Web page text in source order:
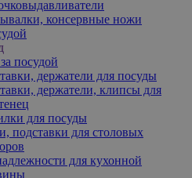
консервные ножи
посудой
держатели для посуды
держатели, клипсы для
для посуды
подставки для столовых
для кухонной